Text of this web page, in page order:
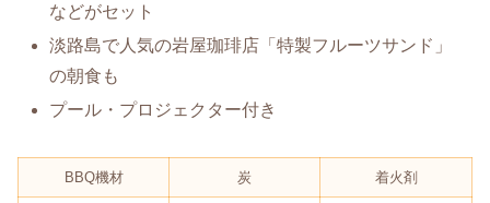
などがセット
淡路島で人気の岩屋珈琲店「特製フルーツサンド」
の朝食も
プール・プロジェクター付き
BBQ機材 炭 着火剤